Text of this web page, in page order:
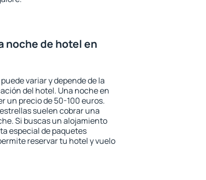
noche de hotel en
variar y depende de la
del hotel. Una noche en
un precio de 50-100 euros.
suelen cobrar una
Si buscas un alojamiento
especial de paquetes
reservar tu hotel y vuelo